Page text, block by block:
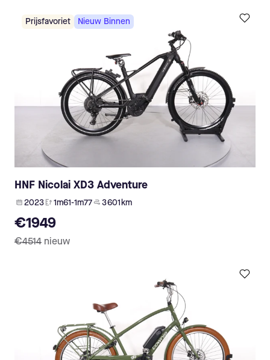
Prijsfavoriet Nieuw Binnen
HNF Nicolai XD3 Adventure
2023 1m61-1m77 3 601 km
€1949
€4514 nieuw